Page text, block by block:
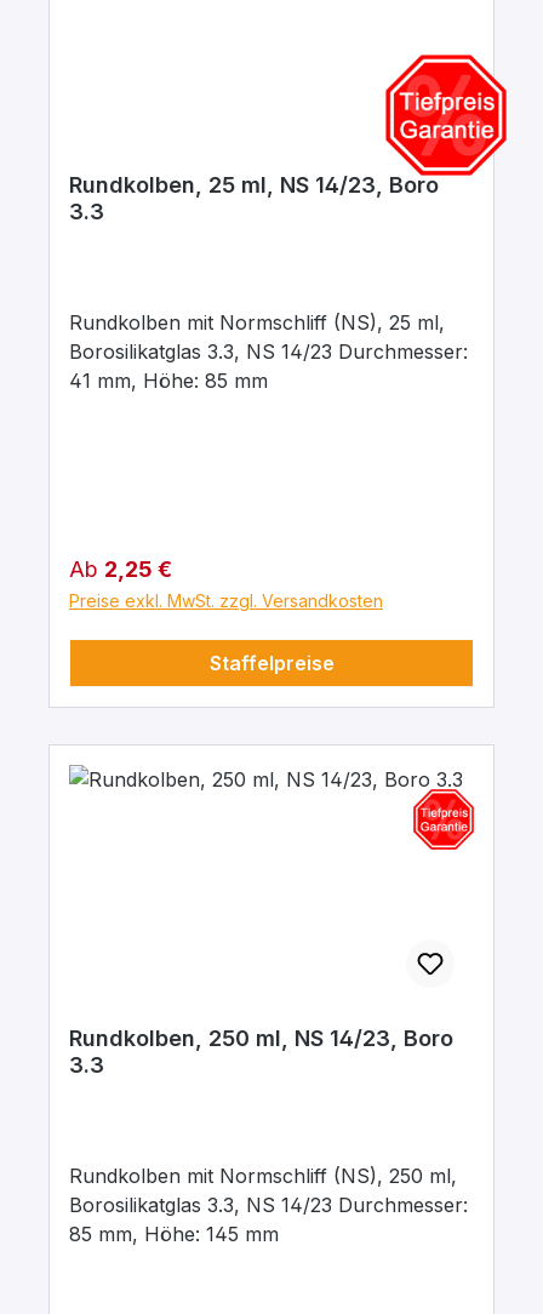
Rundkolben, 25 ml, NS 14/23, Boro
3.3
Rundkolben mit Normschliff (NS), 25 ml,
Borosilikatglas 3.3, NS 14/23 Durchmesser:
41 mm, Höhe: 85 mm
Regulärer Preis:
Ab 2,25 €
Preise exkl. MwSt. zzgl. Versandkosten
Staffelpreise
Rundkolben, 250 ml, NS 14/23, Boro
3.3
Rundkolben mit Normschliff (NS), 250 ml,
Borosilikatglas 3.3, NS 14/23 Durchmesser:
85 mm, Höhe: 145 mm